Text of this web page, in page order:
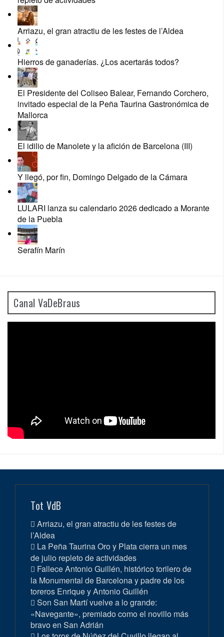
Arriazu, el gran atractiu de les festes de l’Aldea
Hierros de ganaderías. ¿Los acertarás todos?
El Presidente del Coliseo Balear, Fernando Corchero,
invitado especial de la Peña Taurina Gastronómica de
Mallorca
El idilio de Manolete y la afición de Barcelona (III)
Y llegó, por fin, Domingo Delgado de la Cámara
LULARI lanza su calendario 2026 dedicado a Morante
de la Puebla
Serafín Marín
Canal VaDeBraus
Tot VdB
Arriazu, el gran atractiu de les festes de
l’Aldea
La Peña Taurina Oro y Plata cierra un mes
de julio repleto de actividades
Fallece Antonio Guillén, histórico torilero de
la Monumental de Barcelona y padre de los
toreros Enrique y Antonio Guillén
Son San Martí vuelve a lo grande:
«Navegante», premiado como el novillo más
bravo en San Adrián